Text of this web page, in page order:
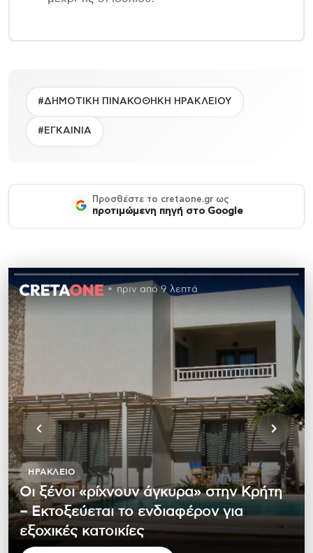
#ΔΗΜΟΤΙΚΗ ΠΙΝΑΚΟΘΗΚΗ ΗΡΑΚΛΕΙΟΥ
#ΕΓΚΑΙΝΙΑ
Προσθέστε το cretaone.gr ως
προτιμώμενη πηγή στο Google
πριν από 9 λεπτά
ΗΡΆΚΛΕΙΟ
Οι ξένοι «ρίχνουν άγκυρα» στην Κρήτη
– Εκτοξεύεται το ενδιαφέρον για
εξοχικές κατοικίες